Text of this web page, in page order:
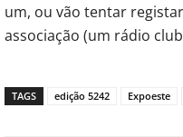
um, ou vão tentar
associação (um rádio
TAGS edição 5242 Expoeste